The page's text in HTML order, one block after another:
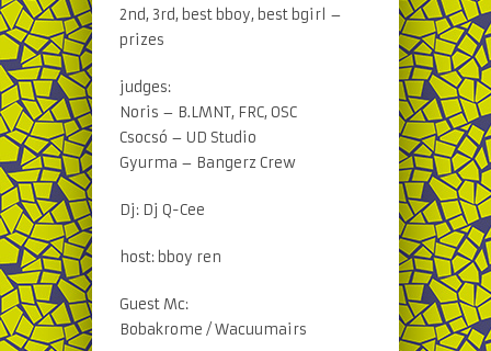
2nd, 3rd, best bboy, best bgirl –
prizes
judges:
Noris – B.LMNT, FRC, OSC
Csocsó – UD Studio
Gyurma – Bangerz Crew
Dj: Dj Q-Cee
host: bboy ren
Guest Mc:
Bobakrome / Wacuumairs